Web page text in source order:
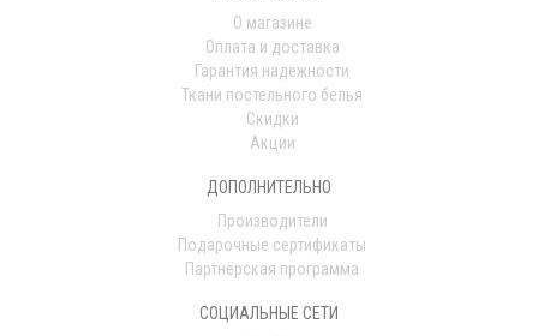
О магазине
Оплата и доставка
Гарантия надежности
Ткани постельного белья
Скидки
Акции
ДОПОЛНИТЕЛЬНО
Производители
Подарочные сертификаты
Партнёрская программа
СОЦИАЛЬНЫЕ СЕТИ